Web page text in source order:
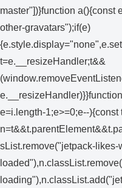
master"])}function a(){const
other-gravatars");if(e)
t=e.__resizeHandler;t&&
e=i.length-1;e>=0;e--){const
sList.remove("jetpack-likes-